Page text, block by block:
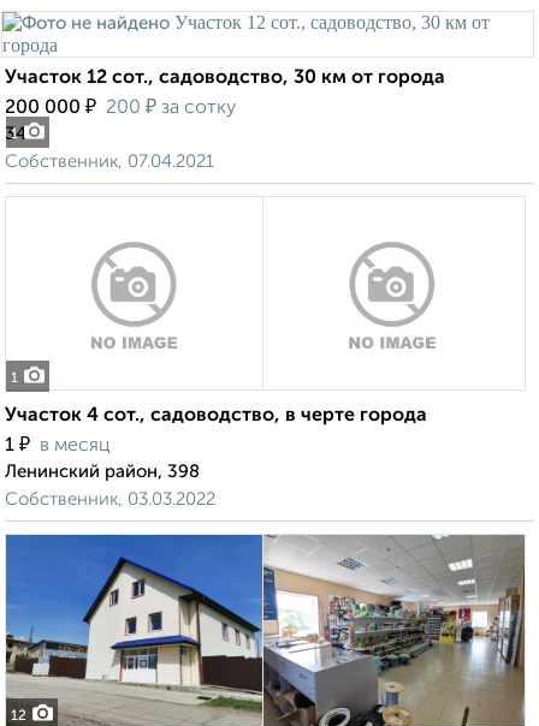
1
Участок 12 сот., садоводство, 30 км от города
200 000 ₽ 200 ₽ за сотку
34
Собственник, 07.04.2021
1
Участок 4 сот., садоводство, в черте города
1 ₽ в месяц
Ленинский район, 398
Собственник, 03.03.2022
12